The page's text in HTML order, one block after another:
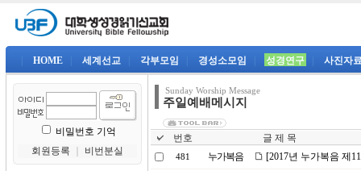
HOME 세계선교 각부모임 경성소모임 성경연구 사진자
비밀번호 기억
회원등록
비번분실
Sunday Worship Message
주일예배메시지
번호 글 제 목
481 누가복음 [2017년 누가복음 제